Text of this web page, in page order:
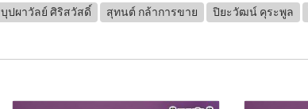
บุปผาวัลย์ ศิริสวัสดิ์ สุทนต์ กล้าการขาย ปิยะวัฒน์ คุระพูล